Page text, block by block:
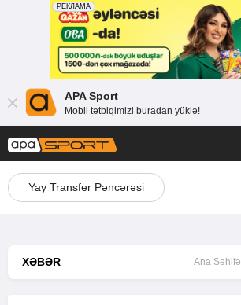
APA Sport
Mobil tətbiqimizi buradan yüklə!
Yay Transfer Pəncərəsi
XƏBƏR Ana Səhifə